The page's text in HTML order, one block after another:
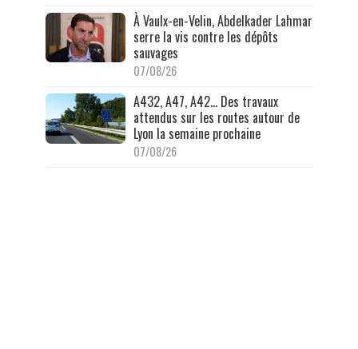
À Vaulx-en-Velin, Abdelkader Lahmar
serre la vis contre les dépôts
sauvages
07/08/26
A432, A47, A42… Des travaux
attendus sur les routes autour de
Lyon la semaine prochaine
07/08/26